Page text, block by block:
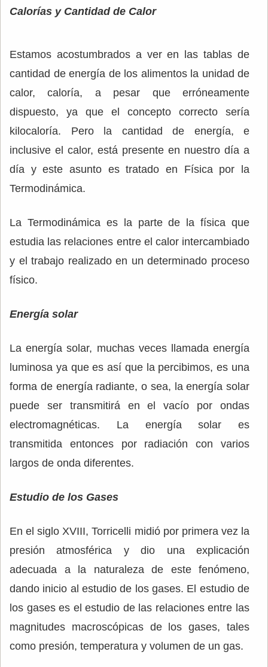
Calorías y Cantidad de Calor
Estamos acostumbrados a ver en las tablas de
cantidad de energía de los alimentos la unidad de
calor, caloría, a pesar que erróneamente
dispuesto, ya que el concepto correcto sería
kilocaloría. Pero la cantidad de energía, e
inclusive el calor, está presente en nuestro día a
día y este asunto es tratado en Física por la
Termodinámica.
La Termodinámica es la parte de la física que
estudia las relaciones entre el calor intercambiado
y el trabajo realizado en un determinado proceso
físico.
Energía solar
La energía solar, muchas veces llamada energía
luminosa ya que es así que la percibimos, es una
forma de energía radiante, o sea, la energía solar
puede ser transmitirá en el vacío por ondas
electromagnéticas. La energía solar es
transmitida entonces por radiación con varios
largos de onda diferentes.
Estudio de los Gases
En el siglo XVIII, Torricelli midió por primera vez la
presión atmosférica y dio una explicación
adecuada a la naturaleza de este fenómeno,
dando inicio al estudio de los gases. El estudio de
los gases es el estudio de las relaciones entre las
magnitudes macroscópicas de los gases, tales
como presión, temperatura y volumen de un gas.